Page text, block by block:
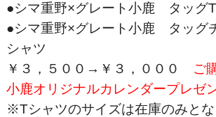
●シマ重野×グレート小鹿 タッグ
●シマ重野×グレート小鹿 タッグ
シャツ
￥３，５００→￥３，０００ ご
小鹿オリジナルカレンダープレゼ
※Tシャツのサイズは在庫のみとな